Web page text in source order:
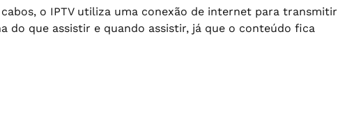
o IPTV utiliza uma conexão de internet para transmitir
do que assistir e quando assistir, já que o conteúdo fica